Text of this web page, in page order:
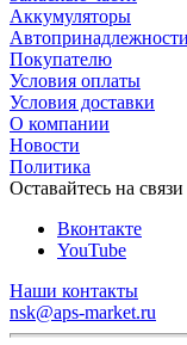
Аккумуляторы
Автопринадлежности
Покупателю
Условия оплаты
Условия доставки
О компании
Новости
Политика
Оставайтесь на связи
Вконтакте
YouTube
Наши контакты
nsk@aps-market.ru